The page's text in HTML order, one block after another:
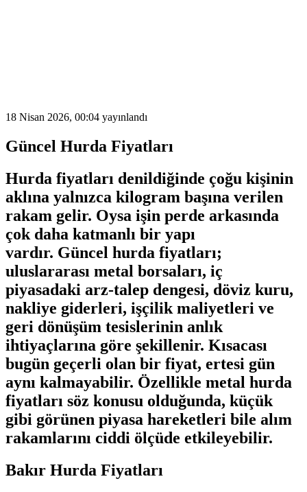
18 Nisan 2026, 00:04 yayınlandı
Güncel Hurda Fiyatları
Hurda fiyatları denildiğinde çoğu kişinin
aklına yalnızca kilogram başına verilen
rakam gelir. Oysa işin perde arkasında
çok daha katmanlı bir yapı
vardır. Güncel hurda fiyatları;
uluslararası metal borsaları, iç
piyasadaki arz-talep dengesi, döviz kuru,
nakliye giderleri, işçilik maliyetleri ve
geri dönüşüm tesislerinin anlık
ihtiyaçlarına göre şekillenir. Kısacası
bugün geçerli olan bir fiyat, ertesi gün
aynı kalmayabilir. Özellikle metal hurda
fiyatları söz konusu olduğunda, küçük
gibi görünen piyasa hareketleri bile alım
rakamlarını ciddi ölçüde etkileyebilir.
Bakır Hurda Fiyatları